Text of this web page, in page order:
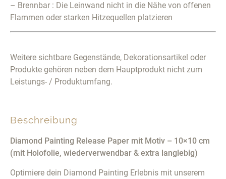
Beschreibung
Diamond Painting Release Paper mit Motiv – 10×10 cm
(mit Holofolie, wiederverwendbar & extra langlebig)
Optimiere dein Diamond Painting Erlebnis mit unserem
– Brennbar : Die Leinwand nicht in die Nähe von offenen
Flammen oder starken Hitzequellen platzieren
Weitere sichtbare Gegenstände, Dekorationsartikel oder
Produkte gehören neben dem Hauptprodukt nicht zum
Leistungs- / Produktumfang.